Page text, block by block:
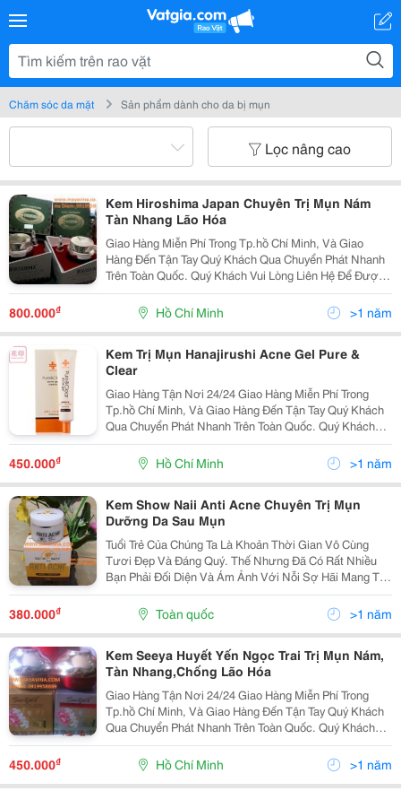
Chăm sóc da mặt Sản phẩm dành cho da bị mụn
Lọc nâng cao
Kem Hiroshima Japan Chuyên Trị Mụn Nám
Tàn Nhang Lão Hóa
Giao Hàng Miễn Phí Trong Tp.hồ Chí Minh, Và Giao
Hàng Đến Tận Tay Quý Khách Qua Chuyển Phát Nhanh
Trên Toàn Quốc. Quý Khách Vui Lòng Liên Hệ Để Được
Tư Vấn Và Báo Giá Tốt Nhất! Xin Chân Thành Cảm Ơn!
...............................O0O....
800.000₫ Hồ Chí Minh >1 năm
Kem Trị Mụn Hanajirushi Acne Gel Pure &
Clear
Giao Hàng Tận Nơi 24/24 Giao Hàng Miễn Phí Trong
Tp.hồ Chí Minh, Và Giao Hàng Đến Tận Tay Quý Khách
Qua Chuyển Phát Nhanh Trên Toàn Quốc. Quý Khách
Vui Lòng Liên Hệ Để Được Tư Vấn Và Báo Giá Tốt
Nhất! Xin Chân Thành Cảm Ơn! Liên Hệ Tp.
450.000₫ Hồ Chí Minh >1 năm
Kem Show Naii Anti Acne Chuyên Trị Mụn
Dưỡng Da Sau Mụn
Tuổi Trẻ Của Chúng Ta Là Khoản Thời Gian Vô Cùng
Tươi Đẹp Và Đáng Quý. Thế Nhưng Đã Có Rất Nhiều
Bạn Phải Đối Diện Và Ám Ảnh Với Nỗi Sợ Hãi Mang Tên
&Ldquo;Mụn&Rdquo; Suốt Cả Khoảng Thời Gian Đó.
Nỗi Khát Khao Lớn Nhất Của Các Bạn Chính Là Có Một
380.000₫ Toàn quốc >1 năm
Kem Seeya Huyết Yến Ngọc Trai Trị Mụn Nám,
Tàn Nhang,Chống Lão Hóa
Giao Hàng Tận Nơi 24/24 Giao Hàng Miễn Phí Trong
Tp.hồ Chí Minh, Và Giao Hàng Đến Tận Tay Quý Khách
Qua Chuyển Phát Nhanh Trên Toàn Quốc. Quý Khách
Vui Lòng Liên Hệ Để Được Tư Vấn Và Báo Giá Tốt
450.000₫ Hồ Chí Minh >1 năm